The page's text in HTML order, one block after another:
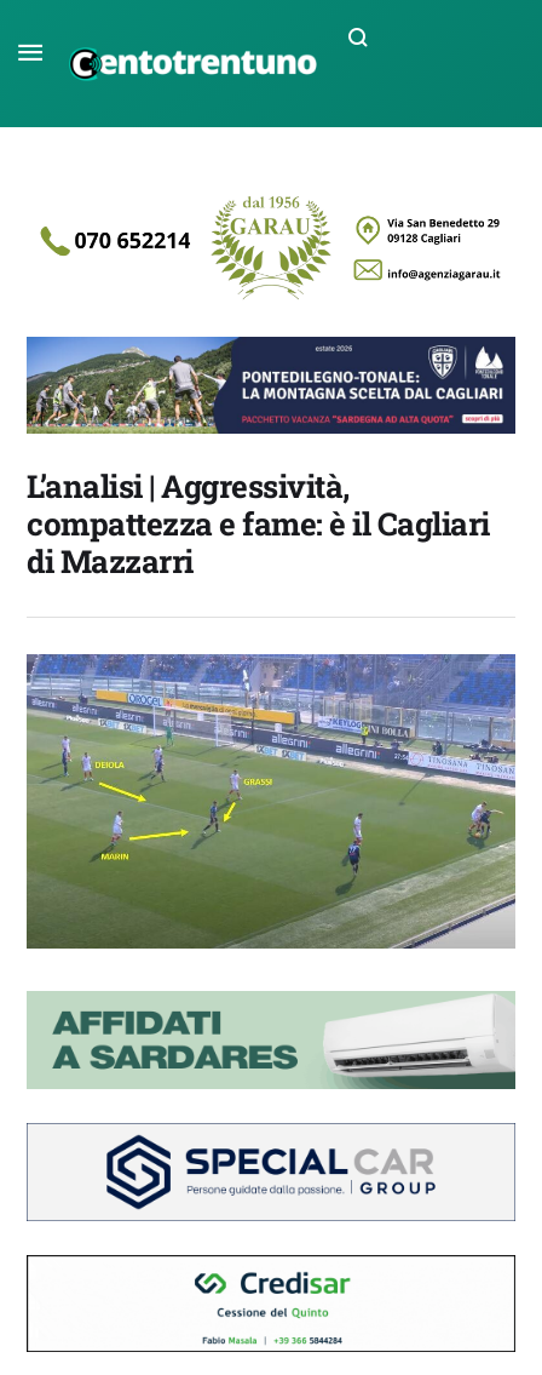
L’analisi | Aggressività,
compattezza e fame: è il Cagliari
di Mazzarri